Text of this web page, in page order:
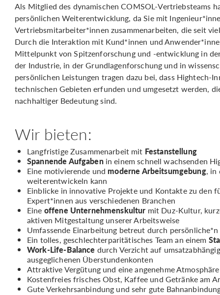
Als Mitglied des dynamischen COMSOL-Vertriebsteams
persönlichen Weiterentwicklung, da Sie mit
Vertriebsmitarbeiter*innen zusammenarbeiten, die seit
Durch die Interaktion mit Kund*innen und
Mittelpunkt von Spitzenforschung und -entwicklung in
der Industrie, in der Grundlagenforschung und in
persönlichen Leistungen tragen dazu bei, dass Hightech-
technischen Gebieten erfunden und umgesetzt werden,
nachhaltiger Bedeutung sind.
Wir bieten:
Langfristige Zusammenarbeit mit Festanstellung
Spannende Aufgabenin einem schnell wachsenden
Eine motivierende und moderne Arbeitsumgebung, in
weiterentwickeln kann
Einblicke in innovative Projekte und Kontakte zu den
Expert*innen aus verschiedenen Branchen
Eine offene Unternehmenskultur mit Duz-Kultur,
aktiven Mitgestaltung unserer Arbeitsweise
Umfassende Einarbeitung betreut durch
Ein tolles, geschlechterparitätisches Team an einem
Work-Life-Balance durch Verzicht auf
ausgeglichenen Überstundenkonten
Attraktive Vergütung und eine angenehme
Kostenfreies frisches Obst, Kaffee und Getränke am
Gute Verkehrsanbindung und sehr gute